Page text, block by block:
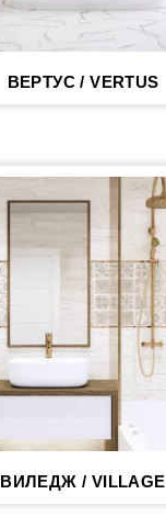
ВЕРТУС / VERTUS
ВИЛЕДЖ / VILLAGE